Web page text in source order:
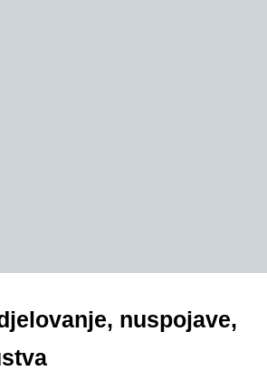
nuspojave,